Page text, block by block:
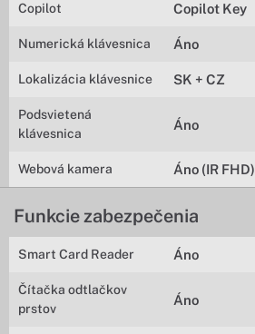
Copilot Copilot Key
Numerická klávesnica Áno
Lokalizácia klávesnice SK + CZ
Podsvietená
klávesnica
Áno
Webová kamera Áno (IR FHD)
Funkcie zabezpečenia
Smart Card Reader Áno
Čítačka odtlačkov
prstov
Áno